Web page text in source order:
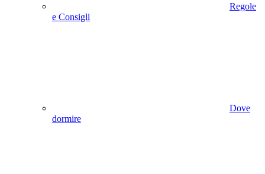
Regole
e Consigli
Dove
dormire